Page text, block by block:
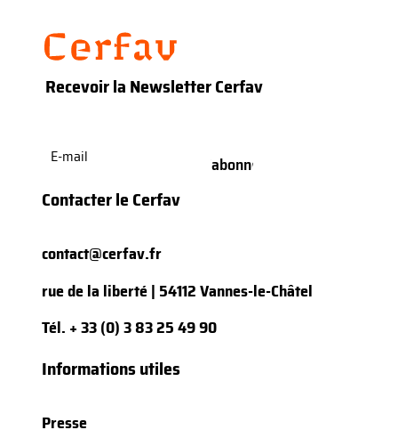
Recevoir la Newsletter Cerfav
mail(Nécessaire)
Contacter le Cerfav
contact@cerfav.fr
rue de la liberté | 54112 Vannes-le-Châtel
Tél. + 33 (0) 3 83 25 49 90
Informations utiles
Presse